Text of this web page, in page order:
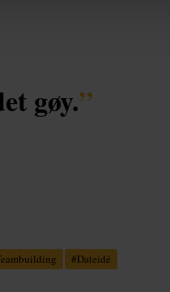
gøy.”
#Dateidé